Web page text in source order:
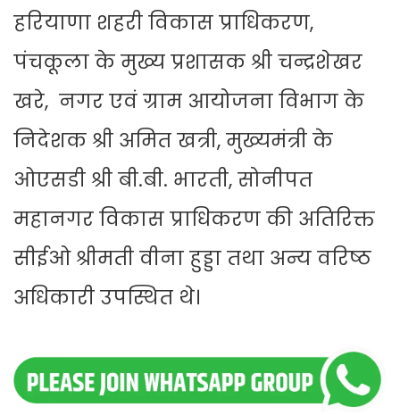
हरियाणा शहरी विकास प्राधिकरण,
पंचकूला के मुख्य प्रशासक श्री चन्द्रशेखर
खरे, नगर एवं ग्राम आयोजना विभाग के
निदेशक श्री अमित खत्री, मुख्यमंत्री के
ओएसडी श्री बी.बी. भारती, सोनीपत
महानगर विकास प्राधिकरण की अतिरिक्त
सीईओ श्रीमती वीना हुड्डा तथा अन्य वरिष्ठ
अधिकारी उपस्थित थे।